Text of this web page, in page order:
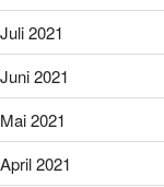
Juli 2021
Juni 2021
Mai 2021
April 2021